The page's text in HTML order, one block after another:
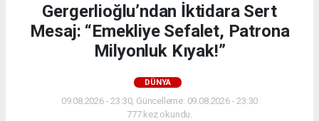
Gergerlioğlu’ndan İktidara Sert
Mesaj: “Emekliye Sefalet, Patrona
Milyonluk Kıyak!”
DÜNYA
09.08.2026 - 23:30, Güncelleme: 09.08.2026 - 23:30
777 kez okundu.